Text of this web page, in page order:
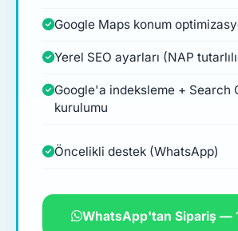
Google Maps konum
Yerel SEO ayarları (NAP
Google'a indeksleme + Search
kurulumu
Öncelikli destek (WhatsApp)
WhatsApp'tan Sipariş —